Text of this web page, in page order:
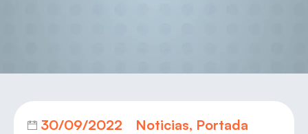
30/09/2022 Noticias, Portada